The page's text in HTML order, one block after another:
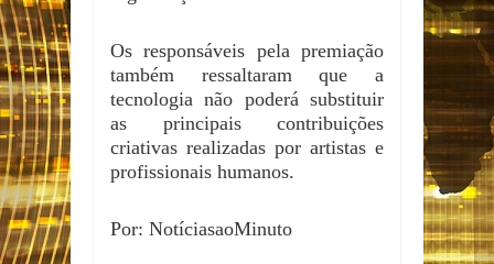
Os responsáveis pela premiação
também ressaltaram que a
tecnologia não poderá substituir
as principais contribuições
criativas realizadas por artistas e
profissionais humanos.
Por: NotíciasaoMinuto